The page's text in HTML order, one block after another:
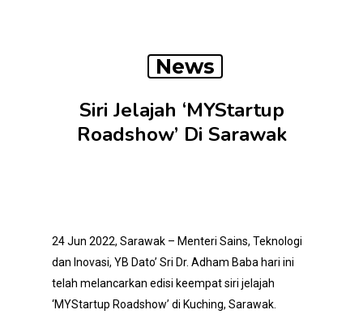
News
Siri Jelajah ‘MYStartup
Roadshow’ Di Sarawak
24 Jun 2022, Sarawak – Menteri Sains, Teknologi
dan Inovasi, YB Dato’ Sri Dr. Adham Baba hari ini
telah melancarkan edisi keempat siri jelajah
‘MYStartup Roadshow’ di Kuching, Sarawak.